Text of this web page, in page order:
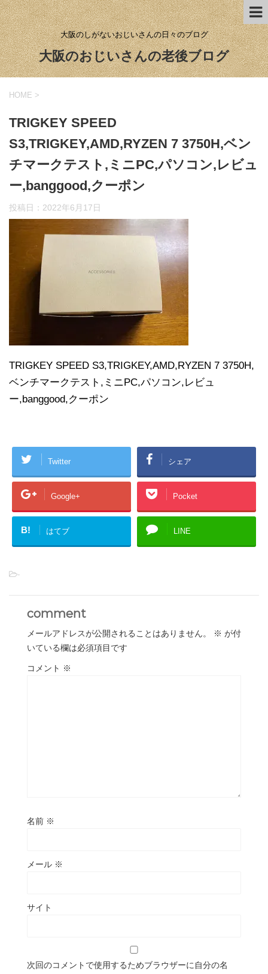
大阪のしがないおじいさんの日々のブログ
大阪のおじいさんの老後ブログ
HOME >
TRIGKEY SPEED
S3,TRIGKEY,AMD,RYZEN 7 3750H,ベン
チマークテスト,ミニPC,パソコン,レビュ
ー,banggood,クーポン
投稿日： 2022年6月17日
TRIGKEY SPEED S3,TRIGKEY,AMD,RYZEN 7 3750H,
ベンチマークテスト,ミニPC,パソコン,レビュ
ー,banggood,クーポン
Twitter シェア
Google+ Pocket
B! はてブ LINE
-
comment
メールアドレスが公開されることはありません。 ※ が付
いている欄は必須項目です
コメント ※
名前 ※
メール ※
サイト
次回のコメントで使用するためブラウザーに自分の名